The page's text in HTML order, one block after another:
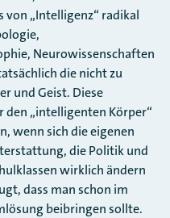
„Intelligenz“ radikal
Neurowissenschaften
die nicht zu
und Geist. Diese
den „intelligenten Körper“
wenn sich die eigenen
die Politik und
wirklich ändern
dass man schon im
beibringen sollte.